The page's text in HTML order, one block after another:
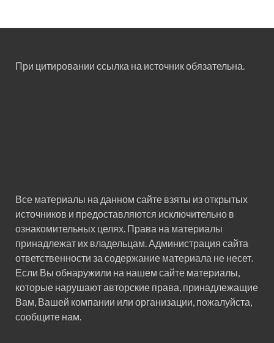
При цитировании ссылка на источник обязательна.
Все материалы на данном сайте взяты из открытых
источников и предоставляются исключительно в
ознакомительных целях. Права на материалы
принадлежат их владельцам. Администрация сайта
ответственности за содержание материала не несет.
Если Вы обнаружили на нашем сайте материалы,
которые нарушают авторские права, принадлежащие
Вам, Вашей компании или организации, пожалуйста,
сообщите нам.